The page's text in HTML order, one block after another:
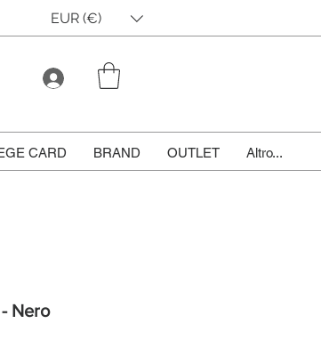
EUR (€)
CARD BRAND OUTLET Altro...
Nero